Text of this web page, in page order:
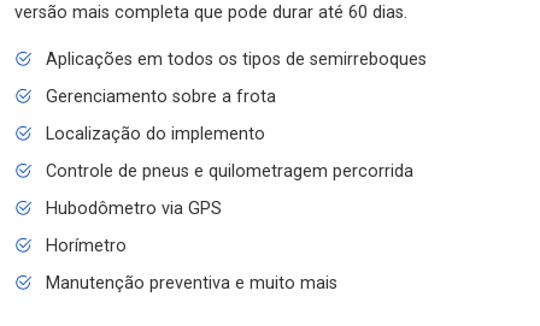
versão mais completa que pode durar até 60 dias.
Aplicações em todos os tipos de semirreboques
Gerenciamento sobre a frota
Localização do implemento
Controle de pneus e quilometragem percorrida
Hubodômetro via GPS
Horímetro
Manutenção preventiva e muito mais